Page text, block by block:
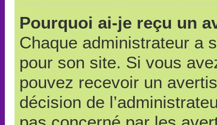
Pourquoi ai-je reçu un
Chaque administrateur a
pour son site. Si vous
pouvez recevoir un
décision de